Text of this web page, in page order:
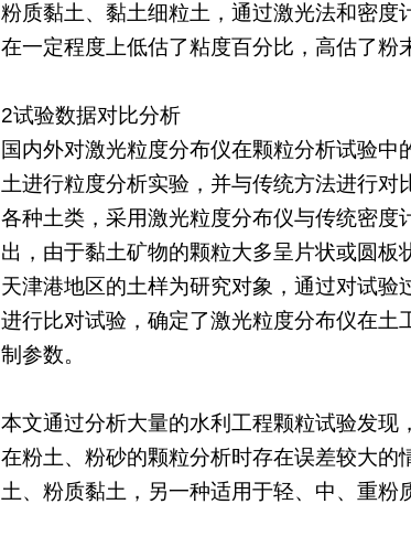
粉质黏土、黏土细粒土，通过激光法和密
在一定程度上低估了粘度百分比，高估了粉
2试验数据对比分析
国内外对激光粒度分布仪在颗粒分析试验
土进行粒度分析实验，并与传统方法进行
各种土类，采用激光粒度分布仪与传统密
出，由于黏土矿物的颗粒大多呈片状或圆
天津港地区的土样为研究对象，通过对试
进行比对试验，确定了激光粒度分布仪在
制参数。
本文通过分析大量的水利工程颗粒试验发现
在粉土、粉砂的颗粒分析时存在误差较大
土、粉质黏土，另一种适用于轻、中、重粉